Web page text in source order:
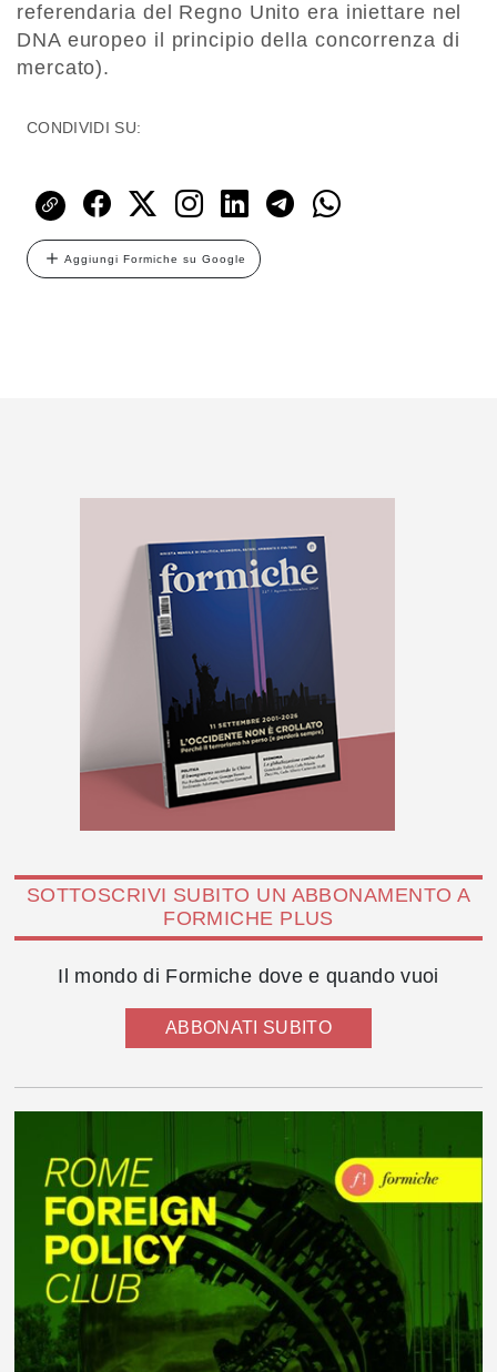
referendaria del Regno Unito era iniettare nel
DNA europeo il principio della concorrenza di
mercato).
CONDIVIDI SU:
Aggiungi Formiche su Google
SOTTOSCRIVI SUBITO UN ABBONAMENTO A
FORMICHE PLUS
Il mondo di Formiche dove e quando vuoi
ABBONATI SUBITO